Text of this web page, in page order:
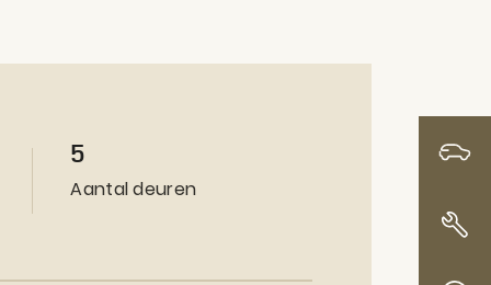
5
Aantal deuren